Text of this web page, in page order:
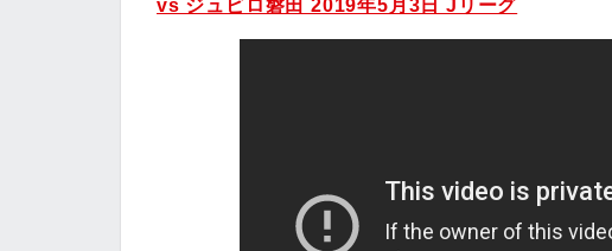
vs ジュビロ磐田 2019年5月3日 Jリーグ